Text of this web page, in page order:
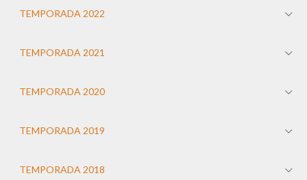
TEMPORADA 2022
TEMPORADA 2021
TEMPORADA 2020
TEMPORADA 2019
TEMPORADA 2018